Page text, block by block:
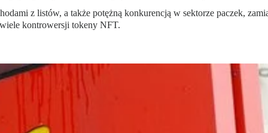
z listów, a także potężną konkurencją w sektorze paczek,
kontrowersji tokeny NFT.